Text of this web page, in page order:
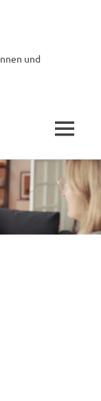
und
MENÜ